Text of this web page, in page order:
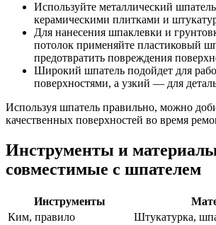
Используйте металлический
керамическими плитками и
Для нанесения шпаклевки и
потолок применяйте пластиковый
предотвратить повреждения
Широкий шпатель подойдет для
поверхностями, а узкий — для
Используя шпатель правильно, можно
качественных поверхностей во время
Инструменты и
совместимые с шпателем
Инструменты
Ким, правило
Штукатурка,